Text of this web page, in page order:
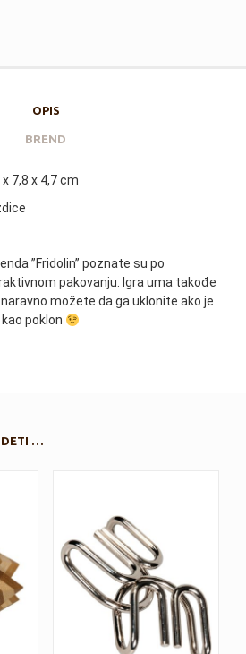
OPIS
BREND
7,8 x 4,7 cm
”Fridolin” poznate su po
pakovanju. Igra uma takođe
možete da ga uklonite ako je
poklon
…